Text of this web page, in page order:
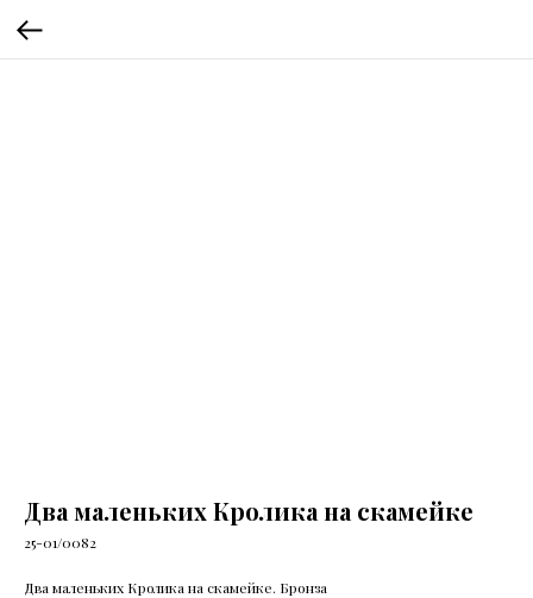
Два маленьких Кролика на скамейке
25-01/0082
Два маленьких Кролика на скамейке. Бронза